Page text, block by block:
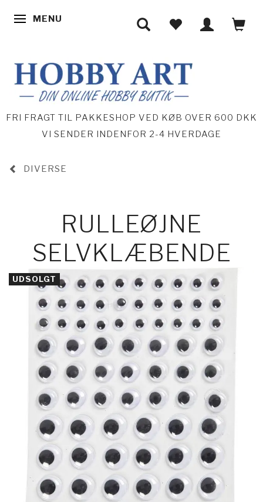
SKIFTE NAVIGATION
MENU
FRI FRAGT TIL PAKKESHOP VED KØB OVER 600 DKK
VI SENDER INDENFOR 2-4 HVERDAGE
DIVERSE
RULLEØJNE
SELVKLÆBENDE
UDSOLGT